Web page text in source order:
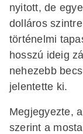
nyitott, de
dolláros
történelmi
hosszú ideig
nehezebb
jelentette ki.
Megjegyezte,
szerint a